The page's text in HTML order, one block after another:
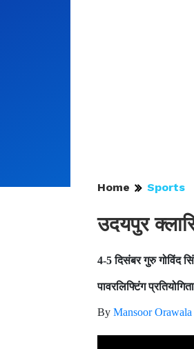
Home Sports
उदयपुर
4-5 दिसंबर गुरु गोविंद
पावरलिफ्टिंग प्रतियोगिता
By Mansoor Orawala